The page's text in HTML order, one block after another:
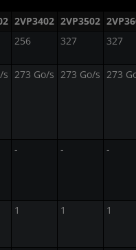
2VP3402 2VP3502
256 327 327
s 273 Go/s 273 Go/s 273
- - -
1 1 1